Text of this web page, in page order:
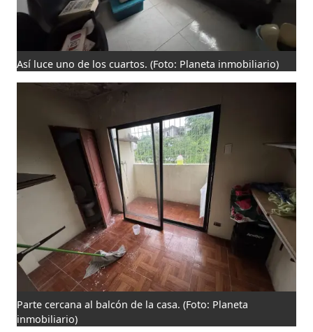
Así luce uno de los cuartos. (Foto: Planeta inmobiliario)
Parte cercana al balcón de la casa. (Foto: Planeta
inmobiliario)